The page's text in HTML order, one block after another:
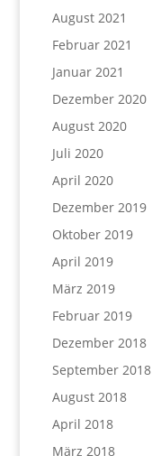
August 2021
Februar 2021
Januar 2021
Dezember 2020
August 2020
Juli 2020
April 2020
Dezember 2019
Oktober 2019
April 2019
März 2019
Februar 2019
Dezember 2018
September 2018
August 2018
April 2018
März 2018